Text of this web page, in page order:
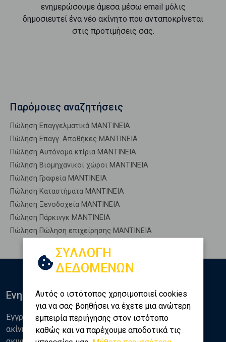
ενημερώσουμε άμεσα μέσω email μόλις
δημοσιευτεί ένα νέο ακίνητο που ανταποκρίνεται
στις προτιμήσεις σας.
Παρόμοιες αναζητήσεις
Πώληση Επαγγελματικά ΜΑΝΤΙΝΕΙΑ
Πώληση Επαγγ. Αποθήκες ΜΑΝΤΙΝΕΙΑ
Πώληση Αυτόνομα κτίρια ΜΑΝΤΙΝΕΙΑ
Πώληση Βιομηχανικοί χώροι ΜΑΝΤΙΝΕΙΑ
Πώληση Γραφεία ΜΑΝΤΙΝΕΙΑ
Πώληση Καταστήματα ΜΑΝΤΙΝΕΙΑ
Πώληση Ξενοδοχεία ΜΑΝΤΙΝΕΙΑ
Πώληση Πάρκινγκ ΜΑΝΤΙΝΕΙΑ
Πώληση Πώληση επιχείρησης ΜΑΝΤΙΝΕΙΑ
ΣΥΛΛΟΓΗ
ΔΕΔΟΜΕΝΩΝ
Αυτός ο ιστότοπος χρησιμοποιεί cookies
για να σας βοηθήσει να έχετε μια ανώτερη
εμπειρία περιήγησης στον ιστότοπο
καθώς και να παρέχουμε αποδοτικά τις
Ενημερωθείτε
Εγγραφείτε στο newsletter της Golden Home για νέα
ακίνητα, αναλύσεις και διάφορα θέματα της αγοράς